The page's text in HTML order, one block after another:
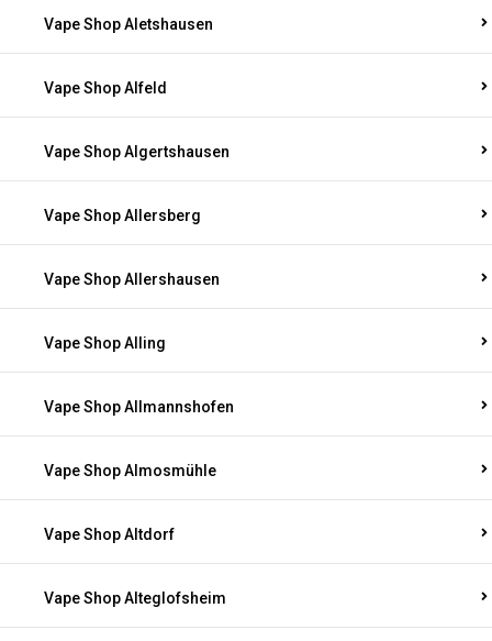
Vape Shop Aletshausen
Vape Shop Alfeld
Vape Shop Algertshausen
Vape Shop Allersberg
Vape Shop Allershausen
Vape Shop Alling
Vape Shop Allmannshofen
Vape Shop Almosmühle
Vape Shop Altdorf
Vape Shop Alteglofsheim